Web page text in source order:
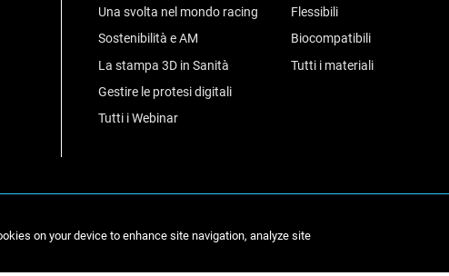
Una svolta nel mondo racing
Sostenibilità e AM
La stampa 3D in Sanità
Gestire le protesi digitali
Tutti i Webinar
Flessibili
Biocompatibili
Tutti i materiali
© Stratasys 2026
on your device to enhance site navigation, analyze site